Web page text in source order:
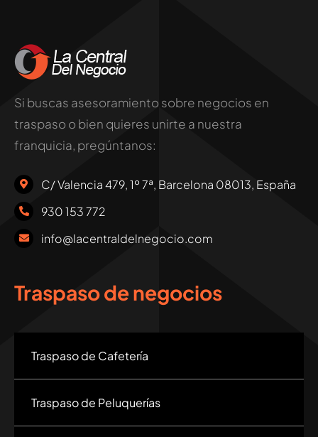
Si buscas asesoramiento sobre negocios en
traspaso o bien quieres unirte a nuestra
franquicia, pregúntanos:
C/ Valencia 479, 1º 7ª, Barcelona 08013, España
930 153 772
info@lacentraldelnegocio.com
Traspaso de negocios
Traspaso de Cafetería
Traspaso de Peluquerías